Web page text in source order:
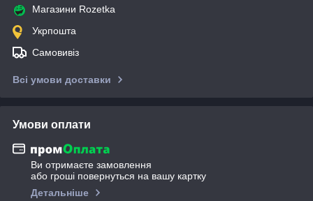
Магазини Rozetka
Укрпошта
Самовивіз
Всі умови доставки
Умови оплати
Ви отримаєте замовлення
або гроші повернуться на вашу картку
Детальніше